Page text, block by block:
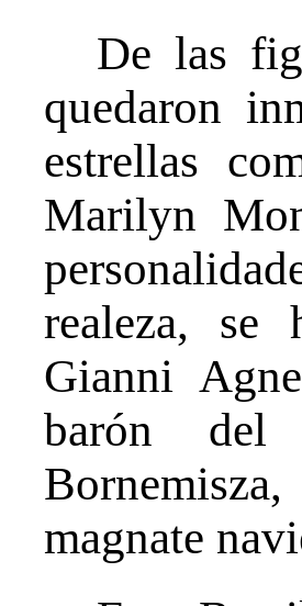
De las
quedaron
estrellas
Marilyn
realeza, se
Gianni
barón del
magnate